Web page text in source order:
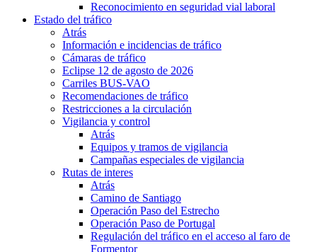
Reconocimiento en seguridad vial laboral
Estado del tráfico
Atrás
Información e incidencias de tráfico
Cámaras de tráfico
Eclipse 12 de agosto de 2026
Carriles BUS-VAO
Recomendaciones de tráfico
Restricciones a la circulación
Vigilancia y control
Atrás
Equipos y tramos de vigilancia
Campañas especiales de vigilancia
Rutas de interes
Atrás
Camino de Santiago
Operación Paso del Estrecho
Operación Paso de Portugal
Regulación del tráfico en el acceso al faro de
Formentor